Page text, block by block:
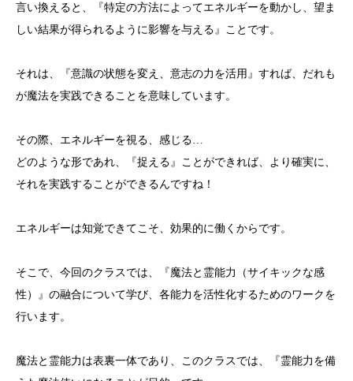
言い換えると、『特定の方法によってエネルギーを動かし、望ま
しい結果が得られるように影響を与える』ことです。
それは、『意識の状態を変え、意志の力を活用』すれば、だれも
が魔法を実践できることを意味しています。
その際、エネルギーを視る、感じる…
どのような形であれ、『捉える』ことができれば、より確実に、
それを実践することができるんですね！
エネルギーは知覚できてこそ、効果的に働くからです。
そこで、今回のクラスでは、『魔法と霊能力（サイキックな感
性）』の融合について学び、各能力を活性化するためのワークを
行います。
魔法と霊能力は表裏一体であり、このクラスでは、『霊能力を備